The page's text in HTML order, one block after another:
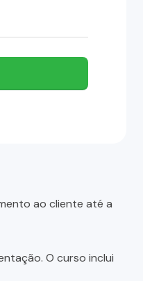
ao cliente até a
O curso inclui